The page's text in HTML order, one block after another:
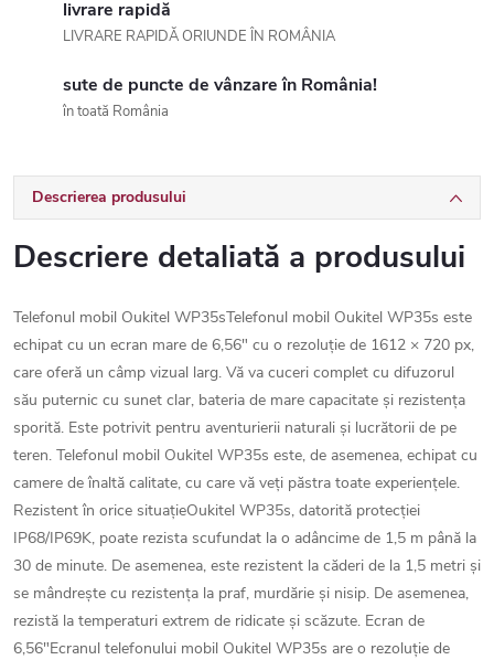
livrare rapidă
LIVRARE RAPIDĂ ORIUNDE ÎN ROMÂNIA
sute de puncte de vânzare în România!
în toată România
Descrierea produsului
Descriere detaliată a produsului
Telefonul mobil Oukitel WP35sTelefonul mobil Oukitel WP35s este
echipat cu un ecran mare de 6,56" cu o rezoluție de 1612 × 720 px,
care oferă un câmp vizual larg. Vă va cuceri complet cu difuzorul
său puternic cu sunet clar, bateria de mare capacitate și rezistența
sporită. Este potrivit pentru aventurierii naturali și lucrătorii de pe
teren. Telefonul mobil Oukitel WP35s este, de asemenea, echipat cu
camere de înaltă calitate, cu care vă veți păstra toate experiențele.
Rezistent în orice situațieOukitel WP35s, datorită protecției
IP68/IP69K, poate rezista scufundat la o adâncime de 1,5 m până la
30 de minute. De asemenea, este rezistent la căderi de la 1,5 metri și
se mândrește cu rezistența la praf, murdărie și nisip. De asemenea,
rezistă la temperaturi extrem de ridicate și scăzute. Ecran de
6,56"Ecranul telefonului mobil Oukitel WP35s are o rezoluție de